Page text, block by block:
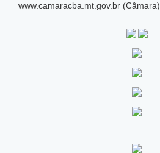
www.camaracba.mt.gov.br (Câmara)